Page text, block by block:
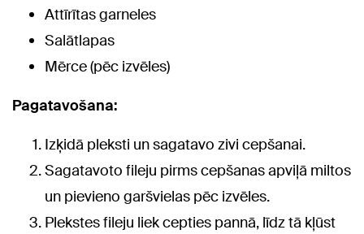
Attīrītas garneles
Salātlapas
Mērce (pēc izvēles)
Pagatavošana:
Izķidā pleksti un sagatavo zivi cepšanai.
Sagatavoto fileju pirms cepšanas apviļā miltos
un pievieno garšvielas pēc izvēles.
Plekstes fileju liek cepties pannā, līdz tā kļūst